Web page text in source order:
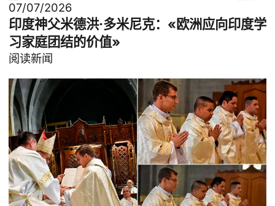
07/07/2026
印度神父米德洪·多米尼克：«欧洲应向印度学
习家庭团结的价值»
阅读新闻